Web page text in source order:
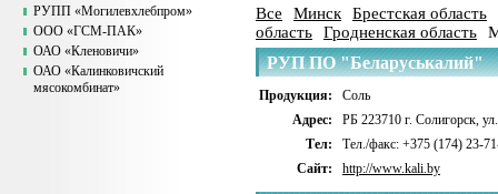
РУПП «Могилевхлебпром»
ООО «ГСМ-ПАК»
ОАО «Кленовичи»
ОАО «Калинковичский
мясокомбинат»
Все Минск
Брестская область
область
Гродненская область
РУП ПО "Беларуськалий"
Продукция:
Соль
Адрес:
РБ 223710 г. Солигорск,
Тел:
Тел./факс: +375 (174) 23-
Сайт:
http://www.kali.by